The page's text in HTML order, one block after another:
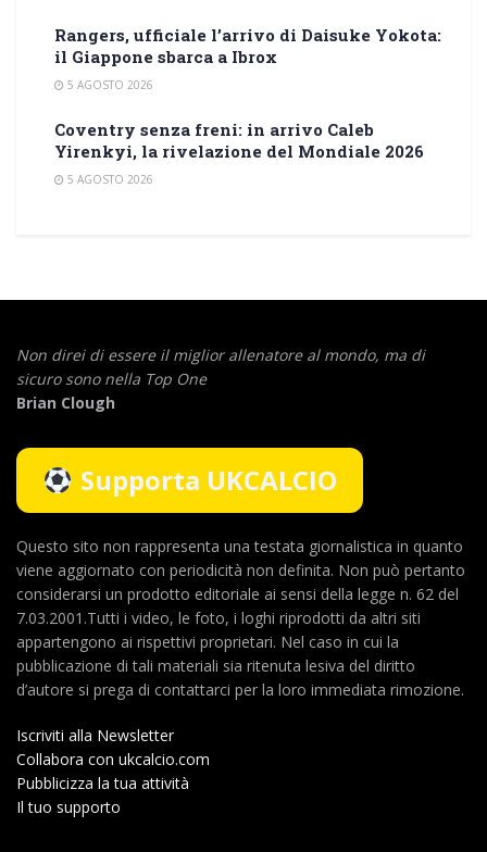
Rangers, ufficiale l’arrivo di Daisuke Yokota:
il Giappone sbarca a Ibrox
5 AGOSTO 2026
Coventry senza freni: in arrivo Caleb
Yirenkyi, la rivelazione del Mondiale 2026
5 AGOSTO 2026
Non direi di essere il miglior allenatore al mondo, ma di
sicuro sono nella Top One
Brian Clough
Supporta UKCALCIO
Questo sito non rappresenta una testata giornalistica in quanto
viene aggiornato con periodicità non definita. Non può pertanto
considerarsi un prodotto editoriale ai sensi della legge n. 62 del
7.03.2001.Tutti i video, le foto, i loghi riprodotti da altri siti
appartengono ai rispettivi proprietari. Nel caso in cui la
pubblicazione di tali materiali sia ritenuta lesiva del diritto
d’autore si prega di contattarci per la loro immediata rimozione.
Iscriviti alla Newsletter
Collabora con ukcalcio.com
Pubblicizza la tua attività
Il tuo supporto